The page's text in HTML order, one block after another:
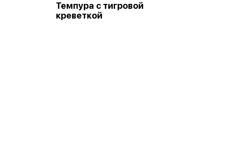
Темпура с тигровой
креветкой